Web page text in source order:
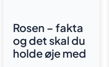
Rosen – fakta
og det skal du
holde øje med